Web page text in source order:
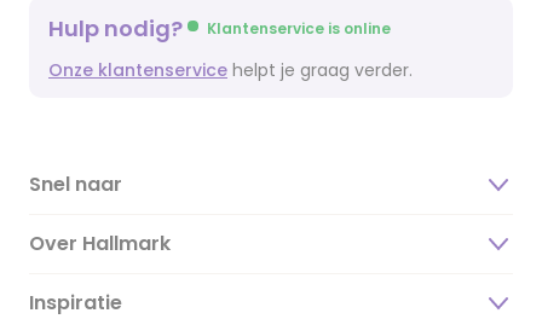
Hulp nodig? Klantenservice is online
Onze klantenservice helpt je graag verder.
Snel naar
Over Hallmark
Over ons
Inspiratie